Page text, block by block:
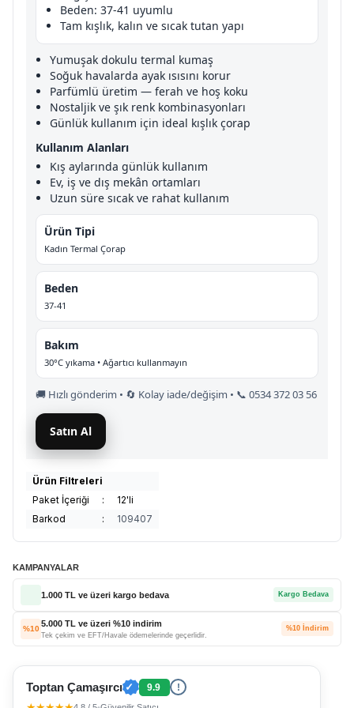
Beden: 37-41 uyumlu
Tam kışlık, kalın ve sıcak tutan yapı
Yumuşak dokulu termal kumaş
Soğuk havalarda ayak ısısını korur
Parfümlü üretim — ferah ve hoş koku
Nostaljik ve şık renk kombinasyonları
Günlük kullanım için ideal kışlık çorap
Kullanım Alanları
Kış aylarında günlük kullanım
Ev, iş ve dış mekân ortamları
Uzun süre sıcak ve rahat kullanım
Ürün Tipi
Kadın Termal Çorap
Beden
37-41
Bakım
30°C yıkama • Ağartıcı kullanmayın
🚚 Hızlı gönderim • 🔄 Kolay iade/değişim • 📞 0534 372 03 56
Satın Al
Ürün Filtreleri
Paket İçeriği
:
12'li
Barkod
: 109407
KAMPANYALAR
1.000 TL ve üzeri kargo bedava Kargo Bedava
%10
5.000 TL ve üzeri %10 indirim
Tek çekim ve EFT/Havale ödemelerinde geçerlidir.
%10 İndirim
Toptan Çamaşırcı ✓ 9.9 !